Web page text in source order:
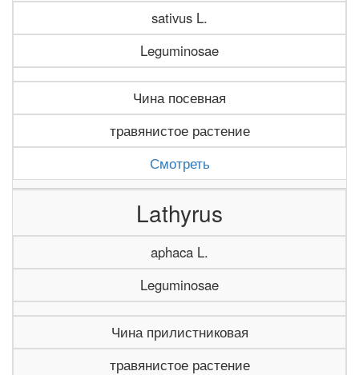
sativus L.
Leguminosae
Чина посевная
травянистое растение
Смотреть
Lathyrus
aphaca L.
Leguminosae
Чина прилистниковая
травянистое растение